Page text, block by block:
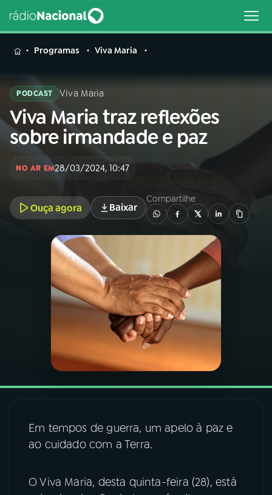
MENU
Buscar
na
Rádio
Nacional
Buscar
01INÍCIO
A RÁDIO
PROGRAMAÇÃO
PROGRAMAS
VIDEOCASTS
Programas Viva Maria
PODCAST Viva Maria
Viva Maria traz reflexões
sobre irmandade e paz
NO AR EM28/03/2024, 10:47
Ouça agora Baixar
Compartilhe
Em tempos de guerra, um apelo à paz e
ao cuidado com a Terra.
O Viva Maria, desta quinta-feira (28), está